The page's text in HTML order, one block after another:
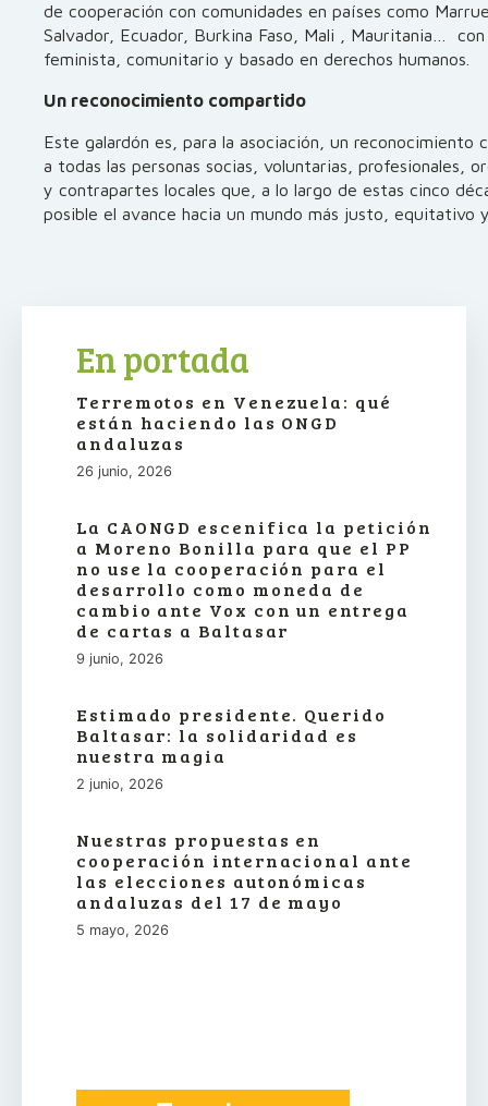
de cooperación con comunidades en países como
Salvador, Ecuador, Burkina Faso, Mali , Mauritania…
feminista, comunitario y basado en derechos humanos.
Un reconocimiento compartido
Este galardón es, para la asociación, un reconocimiento
a todas las personas socias, voluntarias, profesionales,
y contrapartes locales que, a lo largo de estas cinco
posible el avance hacia un mundo más justo, equitativo
En portada
Terremotos en Venezuela: qué
están haciendo las ONGD
andaluzas
26 junio, 2026
La CAONGD escenifica la petición
a Moreno Bonilla para que el PP
no use la cooperación para el
desarrollo como moneda de
cambio ante Vox con un entrega
de cartas a Baltasar
9 junio, 2026
Estimado presidente. Querido
Baltasar: la solidaridad es
nuestra magia
2 junio, 2026
Nuestras propuestas en
cooperación internacional ante
las elecciones autonómicas
andaluzas del 17 de mayo
5 mayo, 2026